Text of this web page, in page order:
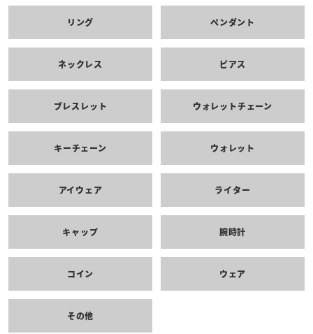
リング ペンダント
ネックレス ピアス
ブレスレット ウォレットチェーン
キーチェーン ウォレット
アイウェア ライター
キャップ 腕時計
コイン ウェア
その他